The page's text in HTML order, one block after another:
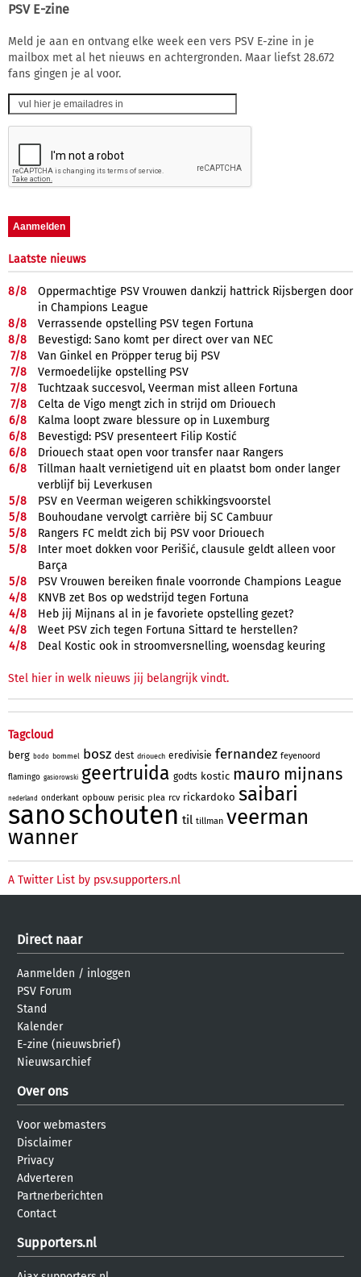
PSV E-zine
Meld je aan en ontvang elke week een vers PSV E-zine in je
mailbox met al het nieuws en achtergronden. Maar liefst 28.672
fans gingen je al voor.
Laatste nieuws
8/8
Oppermachtige PSV Vrouwen dankzij hattrick Rijsbergen door
in Champions League
8/8
Verrassende opstelling PSV tegen Fortuna
8/8
Bevestigd: Sano komt per direct over van NEC
7/8
Van Ginkel en Pröpper terug bij PSV
7/8
Vermoedelijke opstelling PSV
7/8
Tuchtzaak succesvol, Veerman mist alleen Fortuna
7/8
Celta de Vigo mengt zich in strijd om Driouech
6/8
Kalma loopt zware blessure op in Luxemburg
6/8
Bevestigd: PSV presenteert Filip Kostić
6/8
Driouech staat open voor transfer naar Rangers
6/8
Tillman haalt vernietigend uit en plaatst bom onder langer
verblijf bij Leverkusen
5/8
PSV en Veerman weigeren schikkingsvoorstel
5/8
Bouhoudane vervolgt carrière bij SC Cambuur
5/8
Rangers FC meldt zich bij PSV voor Driouech
5/8
Inter moet dokken voor Perišić, clausule geldt alleen voor
Barça
5/8
PSV Vrouwen bereiken finale voorronde Champions League
4/8
KNVB zet Bos op wedstrijd tegen Fortuna
4/8
Heb jij Mijnans al in je favoriete opstelling gezet?
4/8
Weet PSV zich tegen Fortuna Sittard te herstellen?
4/8 Deal Kostic ook in stroomversnelling, woensdag keuring
Stel hier in welk nieuws jij belangrijk vindt.
Tagcloud
berg bodo bommel bosz dest driouech eredivisie fernandez feyenoord
flamingo gasiorowski geertruida godts kostic mauro mijnans
nederland onderkant opbouw perisic plea rcv rickardoko saibari
sanoschouten til tillman veerman
wanner
A Twitter List by psv.supporters.nl
Direct naar
Aanmelden / inloggen
PSV Forum
Stand
Kalender
E-zine (nieuwsbrief)
Nieuwsarchief
Over ons
Voor webmasters
Disclaimer
Privacy
Adverteren
Partnerberichten
Contact
Supporters.nl